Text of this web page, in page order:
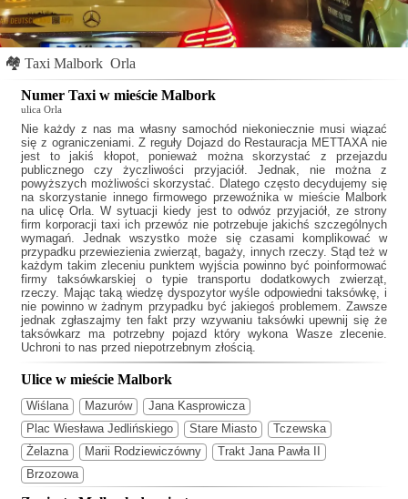
🏘 Taxi Malbork Orla
Numer Taxi w mieście Malbork
ulica Orla
Nie każdy z nas ma własny samochód niekoniecznie musi wiązać
się z ograniczeniami. Z reguły Dojazd do Restauracja METTAXA nie
jest to jakiś kłopot, ponieważ można skorzystać z przejazdu
publicznego czy życzliwości przyjaciół. Jednak, nie można z
powyższych możliwości skorzystać. Dlatego często decydujemy się
na skorzystanie innego firmowego przewoźnika w mieście Malbork
na ulicę Orla. W sytuacji kiedy jest to odwóz przyjaciół, ze strony
firm korporacji taxi ich przewóz nie potrzebuje jakichś szczególnych
wymagań. Jednak wszystko może się czasami komplikować w
przypadku przewiezienia zwierząt, bagaży, innych rzeczy. Stąd też w
każdym takim zleceniu punktem wyjścia powinno być poinformować
firmy taksówkarskiej o typie transportu dodatkowych zwierząt,
rzeczy. Mając taką wiedzę dyspozytor wyśle odpowiedni taksówkę, i
nie powinno w żadnym przypadku być jakiegoś problemem. Zawsze
jednak zgłaszajmy ten fakt przy wzywaniu taksówki upewnij się że
taksówkarz ma potrzebny pojazd który wykona Wasze zlecenie.
Uchroni to nas przed niepotrzebnym złością.
Ulice w mieście Malbork
Wiślana Mazurów
Jana Kasprowicza
Plac Wiesława Jedlińskiego
Stare Miasto
Tczewska
Żelazna
Marii Rodziewiczówny
Trakt Jana Pawła II
Brzozowa